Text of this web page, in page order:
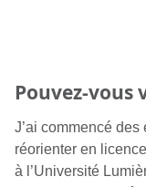
Pouvez-vous
J’ai commencé
réorienter en
à l’Université